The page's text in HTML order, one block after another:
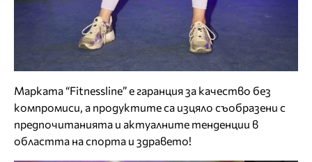
Марката “Fitnessline” е гаранция за качество без
компромиси, а продуктите са изцяло съобразени с
предпочитанията и актуалните тенденции в
областта на спорта и здравето!